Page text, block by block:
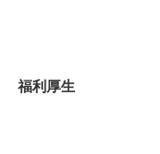
福利厚生